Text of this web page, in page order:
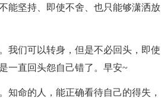
能坚持、即使不舍、也只能够潇洒放
我们可以转身，但是不必回头，即使
一直回头怨自己错了。早安~
知命的人，能正确看待自己的得失，